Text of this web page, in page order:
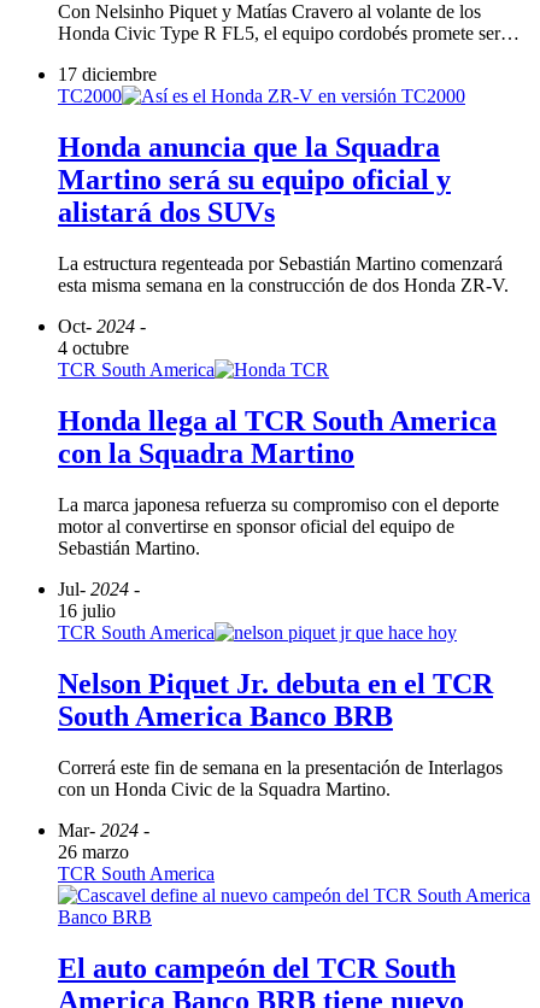
Con Nelsinho Piquet y Matías Cravero al volante de los
Honda Civic Type R FL5, el equipo cordobés promete ser…
17 diciembre
TC2000
Honda anuncia que la Squadra
Martino será su equipo oficial y
alistará dos SUVs
La estructura regenteada por Sebastián Martino comenzará
esta misma semana en la construcción de dos Honda ZR-V.
Oct- 2024 -
4 octubre
TCR South America
Honda llega al TCR South America
con la Squadra Martino
La marca japonesa refuerza su compromiso con el deporte
motor al convertirse en sponsor oficial del equipo de
Sebastián Martino.
Jul- 2024 -
16 julio
TCR South America
Nelson Piquet Jr. debuta en el TCR
South America Banco BRB
Correrá este fin de semana en la presentación de Interlagos
con un Honda Civic de la Squadra Martino.
Mar- 2024 -
26 marzo
TCR South America
El auto campeón del TCR South
America Banco BRB tiene nuevo